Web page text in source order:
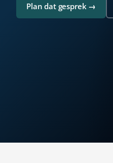
Plan dat gesprek →